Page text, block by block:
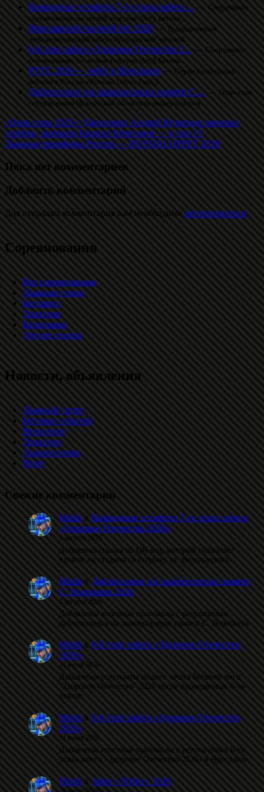
Командные эстафеты 7-го этапа забега ...—Спортивное
соревнование по легкой атлетике (бег). Бегова...
Ярославский часовой бег 2026—Традиционный
легкоатлетический забег«Ярославский часовой...
6-й этап забега «Здоровое Отечество 2...—Спортивное
соревнование по легкой атлетике (бег). Бегова...
РУТС 2026 — забег в Ярославле—Серия культурных
забегов в России «Russian Urban Trail S...
Даблполлинг на лыжероллерах памяти С....— Открытые
соревнования Ивановской областина лыжероллерах....
«Царь горы 2025»: Даниловец Андрей Кузнецов завоевал
серебро, рыбинец Кирилл Кочегаров — в топ-15
Лыжные марафоны России — RUSSIALOPPET 2026
Пока нет комментариев
Добавить комментарий
Для отправки комментария вам необходимоавторизоваться.
Соревнования
Все соревнования
Лыжные гонки
Бег/кросс
Триатлон
Велогонки
Другие старты
Новости, объявления
Лыжный спорт
Беговые события
Велоспорт
Триатлон
Лыжероллеры
Иное
Свежие комментарии
MinfoкКомандные эстафеты 7-го этапа забега
«Здоровое Отечество 2026»
5 августа 2026
Добавлена ссылка на QR-код, который позволяет
пройти на стадион со сторону ул. Володарского.
MinfoкДаблполлинг на лыжероллерах памяти
С. Воробьёва 2026
2 августа 2026
Добавлены итоговые протоколы с результатами
даблполлинга на лыжероллерах памяти С. Воробьёва.
Minfoк6-й этап забега «Здоровое Отечество
2026»
31 июля 2026
Добавлены результаты общего зачета Беговой лиги
"Здоровое Отечество" 2026 после проведённых 6-ти
этапов.
Minfoк6-й этап забега «Здоровое Отечество
2026»
31 июля 2026
Добавлены итоговые протоколы с результатами 6-го
этапа забега «Здоровое Отечество 2026» в Ярославле.
Minfo кЗабег «ЗОбег» 2026